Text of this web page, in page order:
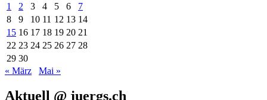
1
2 3 4 5 6
7
8
9 10 11 12 13 14
15 16 17 18 19 20 21
22 23 24 25 26 27 28
29 30
« März
Mai »
Aktuell @ juergs.ch